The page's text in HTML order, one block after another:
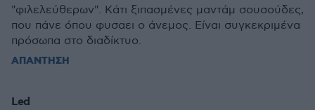
"φιλελεύθερων". Κάτι ξιπασμένες μαντάμ σουσούδες,
που πάνε όπου φυσαει ο άνεμος. Είναι συγκεκριμένα
πρόσωπα στο διαδίκτυο.
ΑΠΑΝΤΗΣΗ
Led